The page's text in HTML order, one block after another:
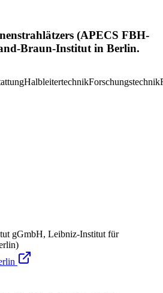
(APECS FBH-
Braun-Institut in Berlin.
HalbleitertechnikForschungstechnik
gGmbH, Leibniz-Institut für